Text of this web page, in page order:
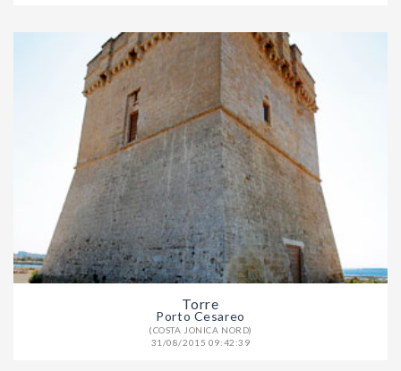
Torre
Porto Cesareo
(COSTA JONICA NORD)
31/08/2015 09:42:39